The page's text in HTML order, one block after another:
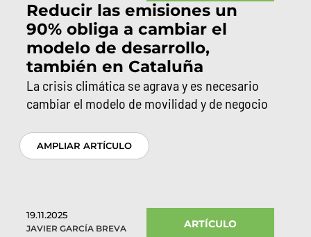
Reducir las emisiones un
90% obliga a cambiar el
modelo de desarrollo,
también en Cataluña
La crisis climática se agrava y es necesario
cambiar el modelo de movilidad y de negocio
AMPLIAR ARTÍCULO
19.11.2025
JAVIER GARCÍA BREVA ARTÍCULO